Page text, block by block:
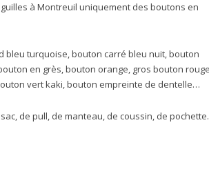
à Montreuil uniquement des boutons en
bleu turquoise, bouton carré bleu nuit, bouton
en grès, bouton orange, gros bouton
vert kaki, bouton empreinte de dentelle…
de pull, de manteau, de coussin, de